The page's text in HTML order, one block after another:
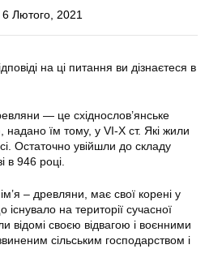
6 Лютого, 2021
на ці питання ви дізнаєтеся в
— це східнослов’янське
їм тому, у VI-X ст. Які жили
Остаточно увійшли до складу
в 946 році.
– древляни, має свої корені у
існувало на території сучасної
відомі своєю відвагою і воєнними
сільським господарством і